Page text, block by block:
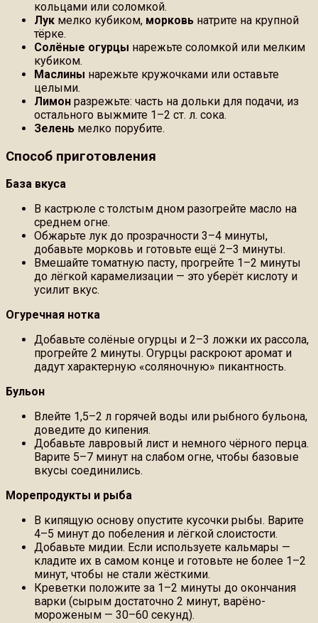
кольцами или соломкой.
Лук мелко кубиком, морковь натрите на крупной
тёрке.
Солёные огурцы нарежьте соломкой или мелким
кубиком.
Маслины нарежьте кружочками или оставьте
целыми.
Лимон разрежьте: часть на дольки для подачи, из
остального выжмите 1–2 ст. л. сока.
Зелень мелко порубите.
Способ приготовления
База вкуса
В кастрюле с толстым дном разогрейте масло на
среднем огне.
Обжарьте лук до прозрачности 3–4 минуты,
добавьте морковь и готовьте ещё 2–3 минуты.
Вмешайте томатную пасту, прогрейте 1–2 минуты
до лёгкой карамелизации — это уберёт кислоту и
усилит вкус.
Огуречная нотка
Добавьте солёные огурцы и 2–3 ложки их рассола,
прогрейте 2 минуты. Огурцы раскроют аромат и
дадут характерную «соляночную» пикантность.
Бульон
Влейте 1,5–2 л горячей воды или рыбного бульона,
доведите до кипения.
Добавьте лавровый лист и немного чёрного перца.
Варите 5–7 минут на слабом огне, чтобы базовые
вкусы соединились.
Морепродукты и рыба
В кипящую основу опустите кусочки рыбы. Варите
4–5 минут до побеления и лёгкой слоистости.
Добавьте мидии. Если используете кальмары —
кладите их в самом конце и готовьте не более 1–2
минут, чтобы не стали жёсткими.
Креветки положите за 1–2 минуты до окончания
варки (сырым достаточно 2 минут, варёно-
мороженым — 30–60 секунд).